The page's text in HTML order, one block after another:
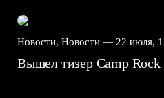
Новости, Новости — 22 июля,
Вышел тизер Camp